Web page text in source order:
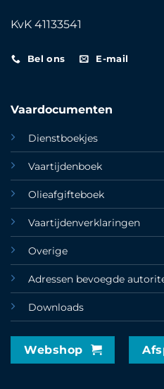
KvK 41133541
Bel ons E-mail
Vaardocumenten
Dienstboekjes
Vaartijdenboek
Olieafgifteboek
Vaartijdenverklaringen
Overige
Adressen bevoegde
Downloads
Webshop